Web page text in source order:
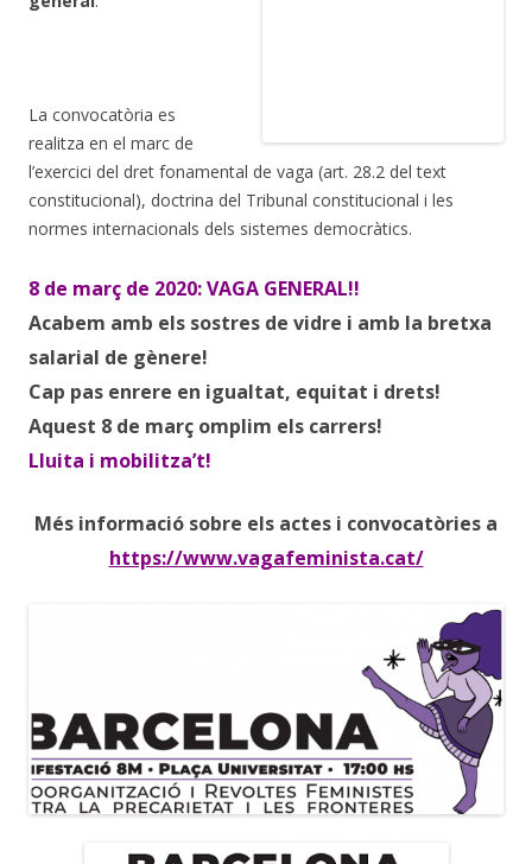
La convocatòria es
realitza en el marc de
l’exercici del dret fonamental de vaga (art. 28.2 del text
constitucional), doctrina del Tribunal constitucional i les
normes internacionals dels sistemes democràtics.
8 de març de 2020: VAGA GENERAL!!
Acabem amb els sostres de vidre i amb la bretxa
salarial de gènere!
Cap pas enrere en igualtat, equitat i drets!
Aquest 8 de març omplim els carrers!
Lluita i mobilitza’t!
Més informació sobre els actes i convocatòries a
https://www.vagafeminista.cat/